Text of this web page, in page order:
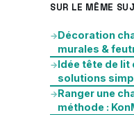
SUR LE MÊME
→Décoration
murales &
→Idée tête de lit
solutions
→Ranger une
méthode :